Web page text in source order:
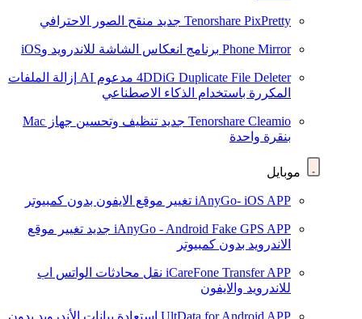
Tenorshare PixPretty جديد منقح الصور الاحترافي
Phone Mirror برنامج انعكاس الشاشة للاندرويد وiOS
4DDiG Duplicate File Deleter مدعوم AI
إزالة الملفات
المكررة باستخدام الذكاء الاصطناعي
Tenorshare Cleamio جديد
تنظيف وتحسين جهاز Mac
بنقرة واحدة
موبايل
iAnyGo- iOS APP تغيير موقع الايفون بدون كمبيوتر
iAnyGo - Android Fake GPS APP جديد تغيير موقع
الاندرويد بدون كمبيوتر
iCareFone Transfer APP نقل محادثات الواتس اب
للاندرويد والايفون
UltData for Android APP استعادة بيانات الأندرويد بدون